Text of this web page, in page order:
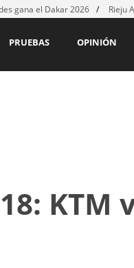
gana el Dakar 2026 Rieju
OPINIÓN
PRUEBAS
KTM